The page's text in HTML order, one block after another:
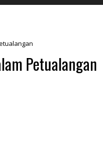
Petualangan